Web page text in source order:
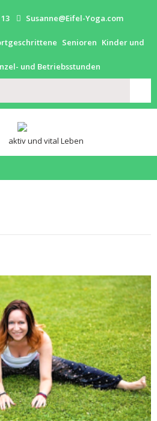
Susanne@Eifel-Yoga.com
Senioren Kinder und
und Betriebsstunden
vital Leben